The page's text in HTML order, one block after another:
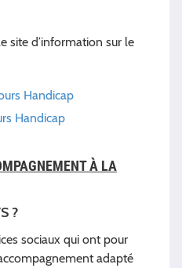
site d’information sur le
Handicap
Handicap
À LA
?
sociaux qui ont pour
adapté